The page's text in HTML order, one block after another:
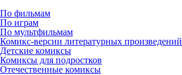
По фильмам
По играм
По мультфильмам
Комикс-версии литературных произведений
Детские комиксы
Комиксы для подростков
Отечественные комиксы